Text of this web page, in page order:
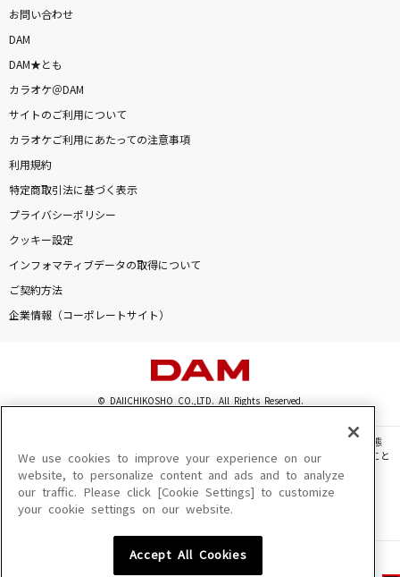
お問い合わせ
DAM
DAM★とも
カラオケ＠DAM
サイトのご利用について
カラオケご利用にあたっての注意事項
利用規約
特定商取引法に基づく表示
プライバシーポリシー
クッキー設定
インフォマティブデータの取得について
ご契約方法
企業情報（コーポレートサイト）
© DAIICHIKOSHO CO.,LTD. All Rights Reserved.
このサイトに掲載されている一切の文章・画像・写真・動画・音声等を、手段や形態
を問わず、著作権法の定める範囲を超えて無断で複製、転載、ファイル化などすること
を禁じます。
楽曲及びコンテンツは、機種によりご利用いただけない場合があります。
楽曲及びコンテンツの配信日、配信内容が変更になる場合があります。
We use cookies to improve your experience on our
website, to personalize content and ads and to analyze
our traffic. Please click [Cookie Settings] to customize
your cookie settings on our website.
Accept All Cookies